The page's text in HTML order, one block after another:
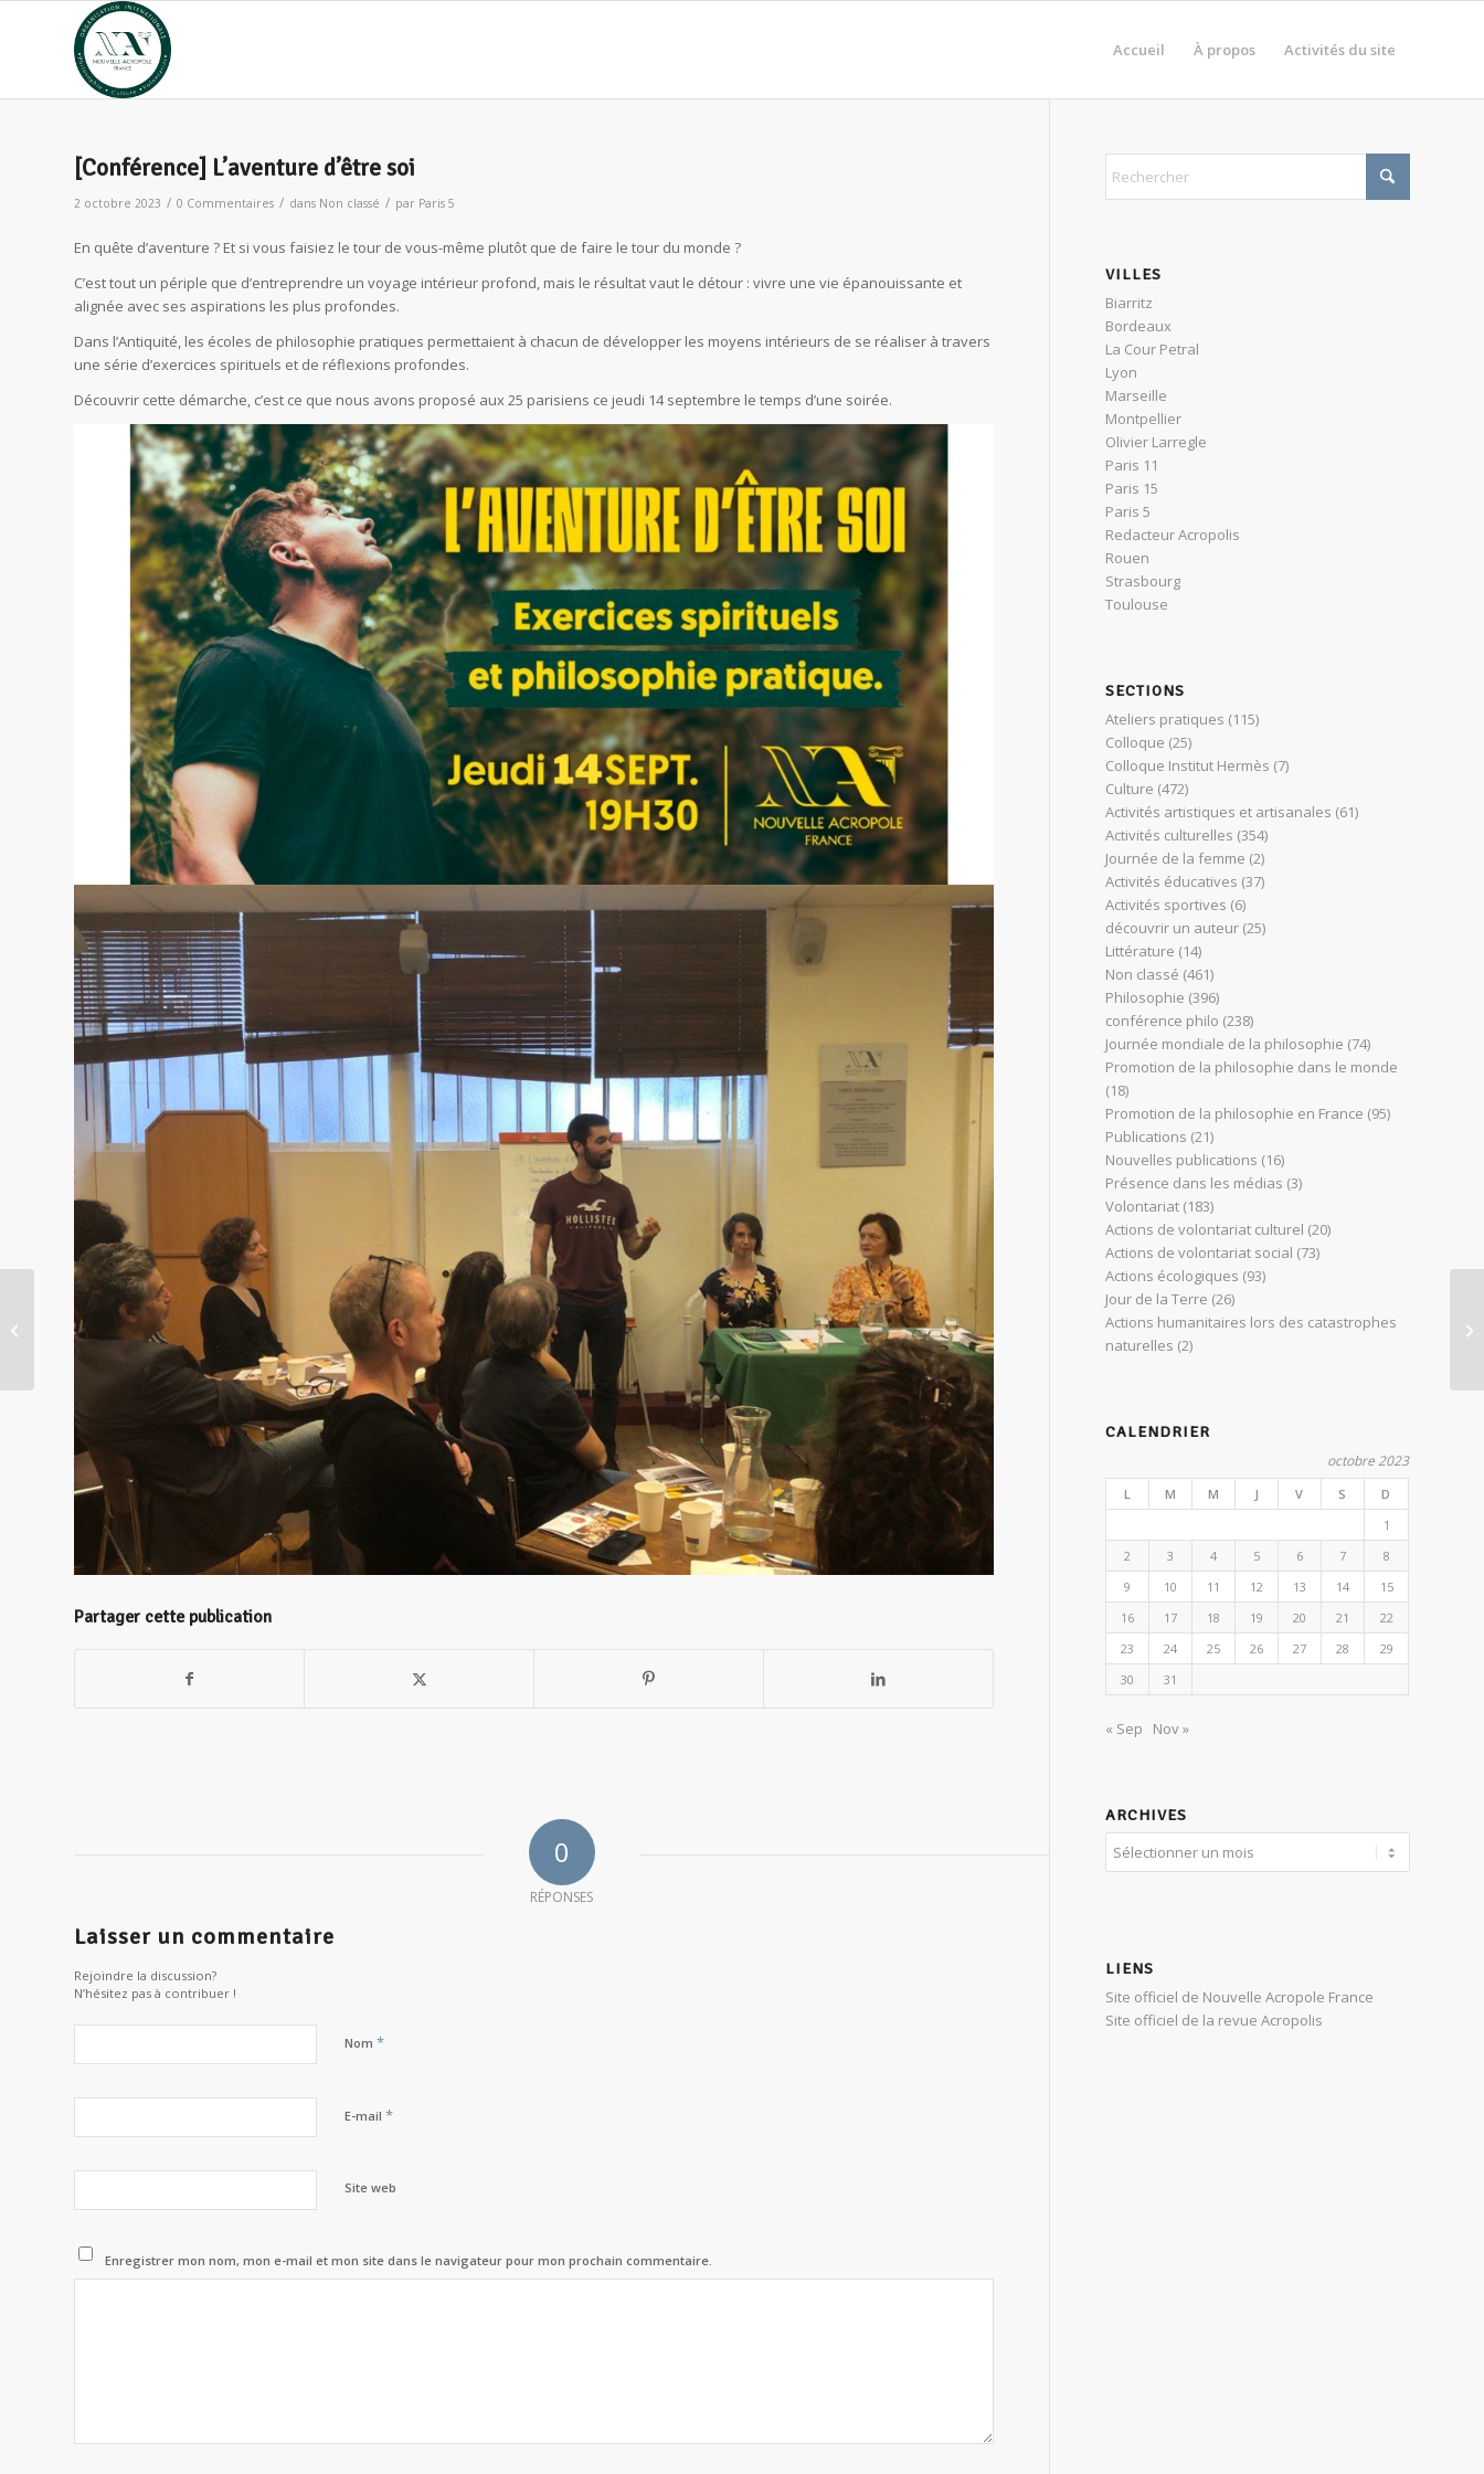
Accueil À propos Activités du site
[Conférence] L’aventure d’être soi
2 octobre 2023 / 0 Commentaires / dans Non classé / par Paris 5
En quête d’aventure ? Et si vous faisiez le tour de vous-même plutôt que de faire le tour du monde ?
C’est tout un périple que d’entreprendre un voyage intérieur profond, mais le résultat vaut le détour : vivre une vie épanouissante et
alignée avec ses aspirations les plus profondes.
Dans l’Antiquité, les écoles de philosophie pratiques permettaient à chacun de développer les moyens intérieurs de se réaliser à travers
une série d’exercices spirituels et de réflexions profondes.
Découvrir cette démarche, c’est ce que nous avons proposé aux 25 parisiens ce jeudi 14 septembre le temps d’une soirée.
Partager cette publication
0
RÉPONSES
Laisser un commentaire
Rejoindre la discussion?
N’hésitez pas à contribuer !
Nom *
E-mail *
Site web
Enregistrer mon nom, mon e-mail et mon site dans le navigateur pour mon prochain commentaire.
VILLES
Biarritz
Bordeaux
La Cour Petral
Lyon
Marseille
Montpellier
Olivier Larregle
Paris 11
Paris 15
Paris 5
Redacteur Acropolis
Rouen
Strasbourg
Toulouse
SECTIONS
Ateliers pratiques (115)
Colloque (25)
Colloque Institut Hermès (7)
Culture (472)
Activités artistiques et artisanales (61)
Activités culturelles (354)
Journée de la femme (2)
Activités éducatives (37)
Activités sportives (6)
découvrir un auteur (25)
Littérature (14)
Non classé (461)
Philosophie (396)
conférence philo (238)
Journée mondiale de la philosophie (74)
Promotion de la philosophie dans le monde
(18)
Promotion de la philosophie en France (95)
Publications (21)
Nouvelles publications (16)
Présence dans les médias (3)
Volontariat (183)
Actions de volontariat culturel (20)
Actions de volontariat social (73)
Actions écologiques (93)
Jour de la Terre (26)
Actions humanitaires lors des catastrophes
naturelles (2)
CALENDRIER
octobre 2023
L M M J V S
D
1
2
3 4 5 6 7
8
9
10 11 12 13 14
15
16
17 18 19 20 21
22
23
24 25 26 27 28
29
30
31
« Sep Nov »
ARCHIVES
LIENS
Site officiel de Nouvelle Acropole France
Site officiel de la revue Acropolis
[conférence] HPB et l’évolution de
l’homme